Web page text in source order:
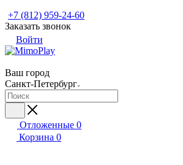
+7 (812) 959-24-60
Заказать звонок
Войти
Ваш город
Санкт-Петербург
Отложенные 0
Корзина 0